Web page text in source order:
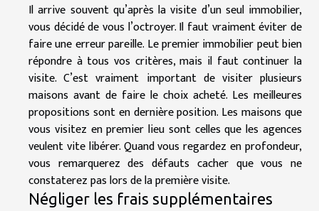
Il arrive souvent qu’après la visite d’un seul immobilier,
vous décidé de vous l’octroyer. Il faut vraiment éviter de
faire une erreur pareille. Le premier immobilier peut bien
répondre à tous vos critères, mais il faut continuer la
visite. C’est vraiment important de visiter plusieurs
maisons avant de faire le choix acheté. Les meilleures
propositions sont en dernière position. Les maisons que
vous visitez en premier lieu sont celles que les agences
veulent vite libérer. Quand vous regardez en profondeur,
vous remarquerez des défauts cacher que vous ne
constaterez pas lors de la première visite.
Négliger les frais supplémentaires